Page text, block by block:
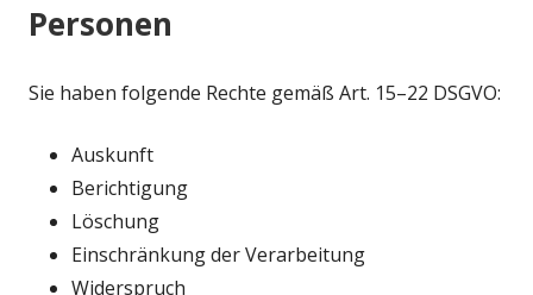
Personen
Sie haben folgende Rechte gemäß Art. 15–22 DSGVO:
Auskunft
Berichtigung
Löschung
Einschränkung der Verarbeitung
Widerspruch